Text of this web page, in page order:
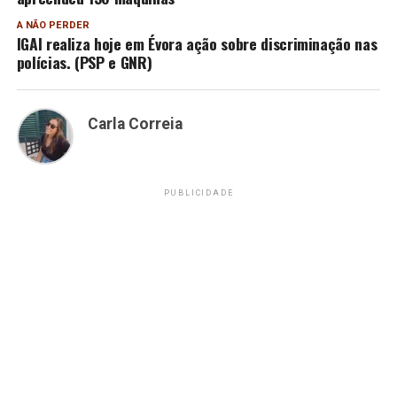
A NÃO PERDER
IGAI realiza hoje em Évora ação sobre discriminação nas
polícias. (PSP e GNR)
Carla Correia
PUBLICIDADE